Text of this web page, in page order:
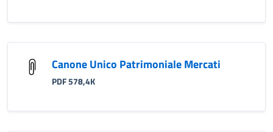
Canone Unico Patrimoniale Mercati
PDF 578,4K